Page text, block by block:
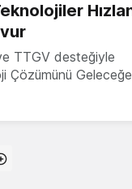
TTGV desteğiyle
Çözümünü Geleceğe